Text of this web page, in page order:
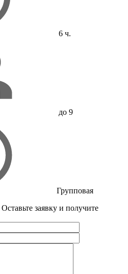
6 ч.
до 9
Групповая
Оставьте заявку и получите